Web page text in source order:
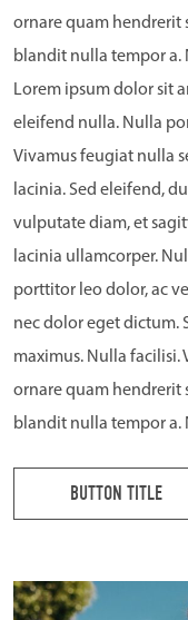
ornare quam hendrerit
blandit nulla tempor a.
Lorem ipsum dolor sit
eleifend nulla. Nulla
Vivamus feugiat nulla
lacinia. Sed eleifend,
vulputate diam, et
lacinia ullamcorper.
porttitor leo dolor, ac
nec dolor eget dictum.
maximus. Nulla
ornare quam hendrerit
blandit nulla tempor a.
BUTTON TITLE